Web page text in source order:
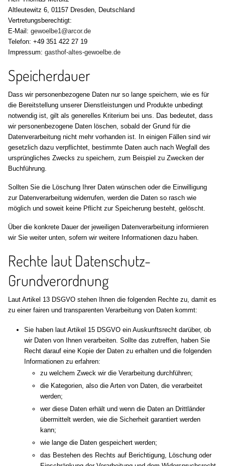
Altleutewitz 6, 01157 Dresden, Deutschland
Vertretungsberechtigt:
E-Mail:gewoelbe1@arcor.de
Telefon: +49 351 422 27 19
Impressum:gasthof-altes-gewoelbe.de
Speicherdauer
Dass wir personenbezogene Daten nur so lange speichern, wie es für
die Bereitstellung unserer Dienstleistungen und Produkte unbedingt
notwendig ist, gilt als generelles Kriterium bei uns. Das bedeutet, dass
wir personenbezogene Daten löschen, sobald der Grund für die
Datenverarbeitung nicht mehr vorhanden ist. In einigen Fällen sind wir
gesetzlich dazu verpflichtet, bestimmte Daten auch nach Wegfall des
ursprüngliches Zwecks zu speichern, zum Beispiel zu Zwecken der
Buchführung.
Sollten Sie die Löschung Ihrer Daten wünschen oder die Einwilligung
zur Datenverarbeitung widerrufen, werden die Daten so rasch wie
möglich und soweit keine Pflicht zur Speicherung besteht, gelöscht.
Über die konkrete Dauer der jeweiligen Datenverarbeitung informieren
wir Sie weiter unten, sofern wir weitere Informationen dazu haben.
Rechte laut Datenschutz-
Grundverordnung
Laut Artikel 13 DSGVO stehen Ihnen die folgenden Rechte zu, damit es
zu einer fairen und transparenten Verarbeitung von Daten kommt:
Sie haben laut Artikel 15 DSGVO ein Auskunftsrecht darüber, ob
wir Daten von Ihnen verarbeiten. Sollte das zutreffen, haben Sie
Recht darauf eine Kopie der Daten zu erhalten und die folgenden
Informationen zu erfahren:
zu welchem Zweck wir die Verarbeitung durchführen;
die Kategorien, also die Arten von Daten, die verarbeitet
werden;
wer diese Daten erhält und wenn die Daten an Drittländer
übermittelt werden, wie die Sicherheit garantiert werden
kann;
wie lange die Daten gespeichert werden;
das Bestehen des Rechts auf Berichtigung, Löschung oder